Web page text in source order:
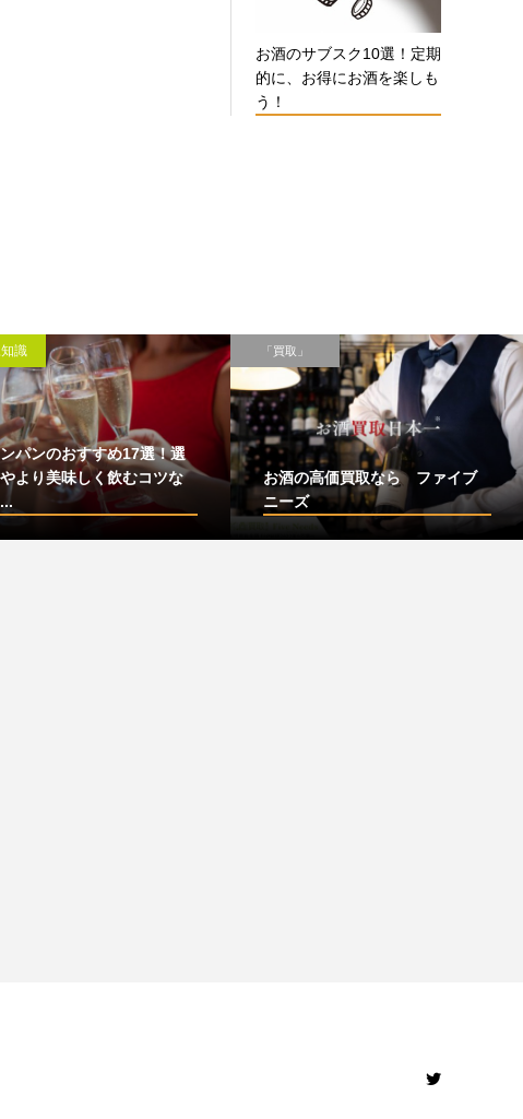
お酒のサブスク10選！定期
的に、お得にお酒を楽しも
う！
識
パンのおすすめ17選！選
より美味しく飲むコツな
「買取」
お酒の高価買取なら ファイブ
ニーズ